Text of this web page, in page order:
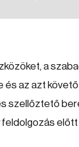
a
az azt
szellőztető